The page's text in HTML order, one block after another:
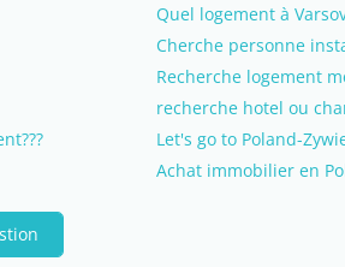
Quel logement à
Cherche personne
Recherche logement
recherche hotel ou
Let's go to Poland-
Achat immobilier en